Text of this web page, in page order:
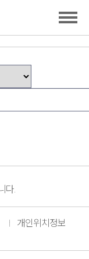
다.
개인위치정보